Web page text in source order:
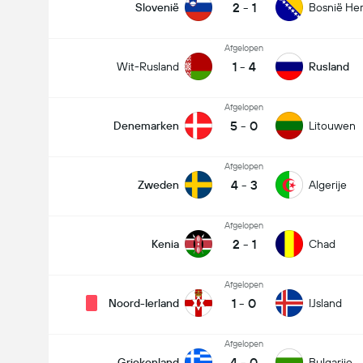
Slovenië 2 - 1 Bosnië
Wit-Rusland
Afgelopen
1 - 4 Rusland
Denemarken
Afgelopen
5 - 0 Litouwen
Zweden
Afgelopen
4 - 3 Algerije
Kenia
Afgelopen
2 - 1 Chad
Noord-Ierland
Afgelopen
1 - 0 IJsland
Afgelopen